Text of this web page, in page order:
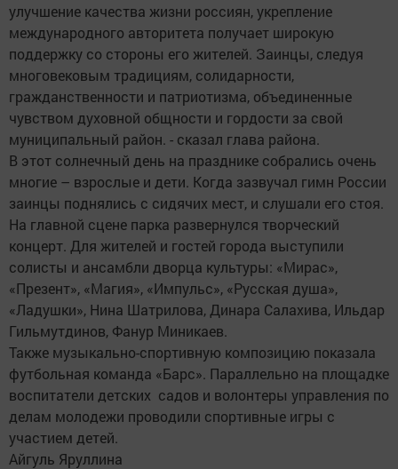
улучшение качества жизни россиян, укрепление
международного авторитета получает широкую
поддержку со стороны его жителей. Заинцы, следуя
многовековым традициям, солидарности,
гражданственности и патриотизма, объединенные
чувством духовной общности и гордости за свой
муниципальный район. - сказал глава района.
В этот солнечный день на празднике собрались очень
многие – взрослые и дети. Когда зазвучал гимн России
заинцы поднялись с сидячих мест, и слушали его стоя.
На главной сцене парка развернулся творческий
концерт. Для жителей и гостей города выступили
солисты и ансамбли дворца культуры: «Мирас»,
«Презент», «Магия», «Импульс», «Русская душа»,
«Ладушки», Нина Шатрилова, Динара Салахива, Ильдар
Гильмутдинов, Фанур Миникаев.
Также музыкально-спортивную композицию показала
футбольная команда «Барс». Параллельно на площадке
воспитатели детских садов и волонтеры управления по
делам молодежи проводили спортивные игры с
участием детей.
Айгуль Яруллина